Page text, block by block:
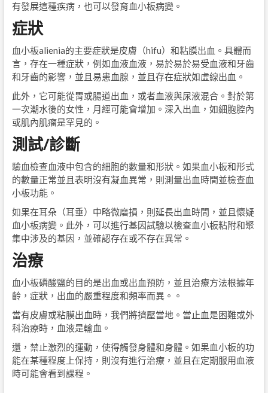
有發展這種疾病，也可以發育血小板病變。
症狀
血小板alienia的主要症狀是皮膚（hifu）和粘膜出血。具體而
言，存在一種症狀，例如血液血液，易於易於易受血液和牙齒
和牙齒的影響，並且易患血腺，並且存在症狀如虛線出血。
此外，它可能從胃或腸道出血，或者血液與尿液混合。對於第
一次潮水後的女性，月經可能會增加。深入出血，如細胞腔內
或肌內肌瘤是罕見的。
測試/診斷
驗血檢查血液中包含的細胞的數量和形狀。如果血小板和形式
的數量正常並且表明沒有凝血異常，則測量出血時間並檢查血
小板功能。
如果在耳朵（耳垂）中略微磨損，則延長出血時間，並且懷疑
血小板病變。此外，可以進行基因試驗以檢查血小板粘附和聚
集中涉及的基因，並確認存在或不存在異常。
治療
血小板磷酸鹽的目的是出血或出血預防，並且治療方法根據年
齡，症狀，出血的嚴重程度和頻率而異。。
當有皮膚或粘膜出血時，我們將擠壓當地。當止血是困難或外
科治療時，血液是輸血。
還，禁止激烈的運動，使得觸發身體和身體。如果血小板的功
能在某種程度上保持，則沒有進行治療，並且在定期服用血液
時可能會看到課程。